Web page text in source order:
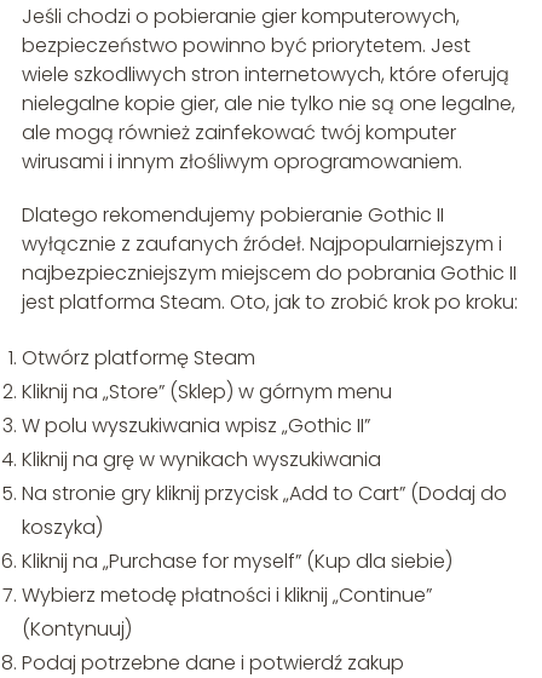
Jeśli chodzi o pobieranie gier komputerowych,
bezpieczeństwo powinno być priorytetem. Jest
wiele szkodliwych stron internetowych, które oferują
nielegalne kopie gier, ale nie tylko nie są one legalne,
ale mogą również zainfekować twój komputer
wirusami i innym złośliwym oprogramowaniem.
Dlatego rekomendujemy pobieranie Gothic II
wyłącznie z zaufanych źródeł. Najpopularniejszym i
najbezpieczniejszym miejscem do pobrania Gothic II
jest platforma Steam. Oto, jak to zrobić krok po kroku:
Otwórz platformę Steam
Kliknij na „Store” (Sklep) w górnym menu
W polu wyszukiwania wpisz „Gothic II”
Kliknij na grę w wynikach wyszukiwania
Na stronie gry kliknij przycisk „Add to Cart” (Dodaj do
koszyka)
Kliknij na „Purchase for myself” (Kup dla siebie)
Wybierz metodę płatności i kliknij „Continue”
(Kontynuuj)
Podaj potrzebne dane i potwierdź zakup